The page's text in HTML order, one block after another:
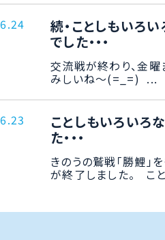
続・ことしもいろ
でした・・・
交流戦が終わり、金
みしいね～(=_=) ...
ことしもいろいろ
た・・・
きのうの鷲戦「勝鯉」
が終了しました。 こ